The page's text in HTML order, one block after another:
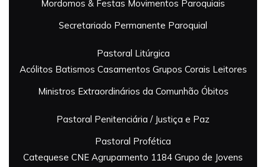
Mordomos & Festas Movimentos Paroquiais
Secretariado Permanente Paroquial
Pastoral Litúrgica
Acólitos Batismos Casamentos Grupos Corais Leitores
Ministros Extraordinários da Comunhão Óbitos
Pastoral Penitenciária / Justiça e Paz
Pastoral Profética
Catequese CNE Agrupamento 1184 Grupo de Jovens